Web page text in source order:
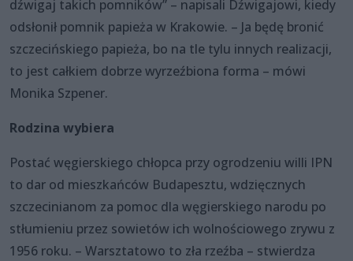
dźwigaj takich pomników” – napisali Dźwigajowi, kiedy
odsłonił pomnik papieża w Krakowie. – Ja będę bronić
szczecińskiego papieża, bo na tle tylu innych realizacji,
to jest całkiem dobrze wyrzeźbiona forma – mówi
Monika Szpener.
Rodzina wybiera
Postać węgierskiego chłopca przy ogrodzeniu willi IPN
to dar od mieszkańców Budapesztu, wdzięcznych
szczecinianom za pomoc dla węgierskiego narodu po
stłumieniu przez sowietów ich wolnościowego zrywu z
1956 roku. – Warsztatowo to zła rzeźba – stwierdza